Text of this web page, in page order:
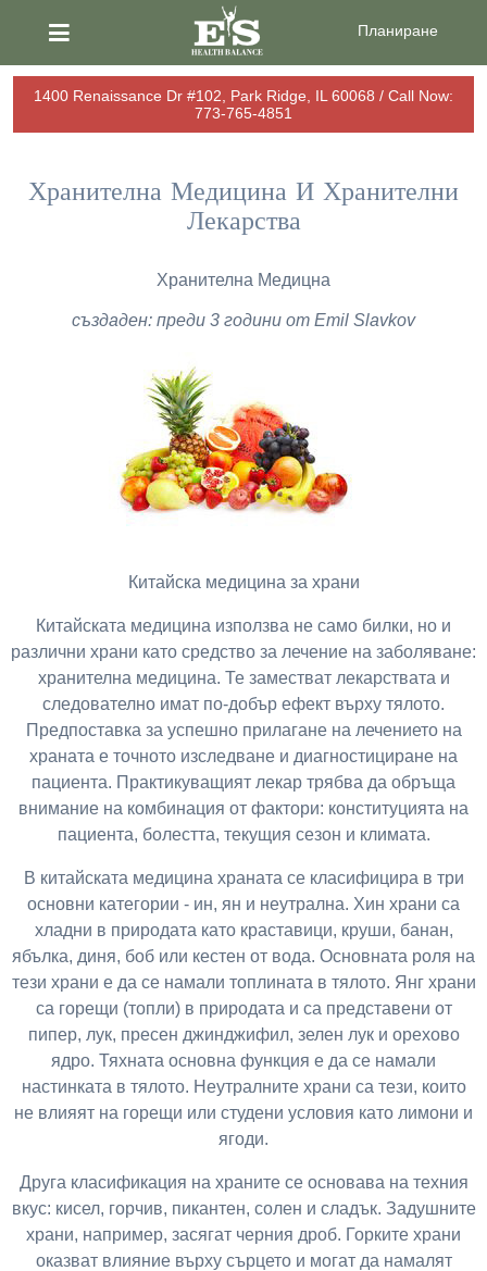
Планиране
1400 Renaissance Dr #102, Park Ridge, IL 60068 / Call Now:
773-765-4851
Хранителна Медицина И Хранителни
Лекарства
Хранителна Медицна
създаден: преди 3 години от Emil Slavkov
Китайска медицина за храни
Китайската медицина използва не само билки, но и
различни храни като средство за лечение на заболяване:
хранителна медицина. Те заместват лекарствата и
следователно имат по-добър ефект върху тялото.
Предпоставка за успешно прилагане на лечението на
храната е точното изследване и диагностициране на
пациента. Практикуващият лекар трябва да обръща
внимание на комбинация от фактори: конституцията на
пациента, болестта, текущия сезон и климата.
В китайската медицина храната се класифицира в три
основни категории - ин, ян и неутрална. Хин храни са
хладни в природата като краставици, круши, банан,
ябълка, диня, боб или кестен от вода. Основната роля на
тези храни е да се намали топлината в тялото. Янг храни
са горещи (топли) в природата и са представени от
пипер, лук, пресен джинджифил, зелен лук и орехово
ядро. Тяхната основна функция е да се намали
настинката в тялото. Неутралните храни са тези, които
не влияят на горещи или студени условия като лимони и
ягоди.
Друга класификация на храните се основава на техния
вкус: кисел, горчив, пикантен, солен и сладък. Задушните
храни, например, засягат черния дроб. Горките храни
оказват влияние върху сърцето и могат да намалят